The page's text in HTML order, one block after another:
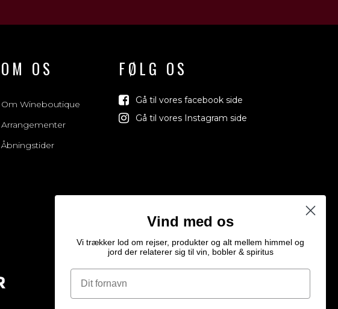
OM OS
Om Wineboutique
Arrangementer
Åbningstider
FØLG OS
Gå til vores facebook side
Gå til vores Instagram side
Vind med os
Vi trækker lod om rejser, produkter og alt mellem himmel og
jord der relaterer sig til vin, bobler & spiritus